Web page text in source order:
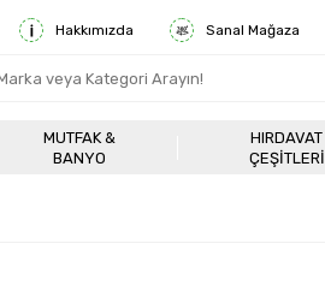
Hakkımızda Sanal Mağaza
MUTFAK &
BANYO
HIRDAVAT
ÇEŞITLERI